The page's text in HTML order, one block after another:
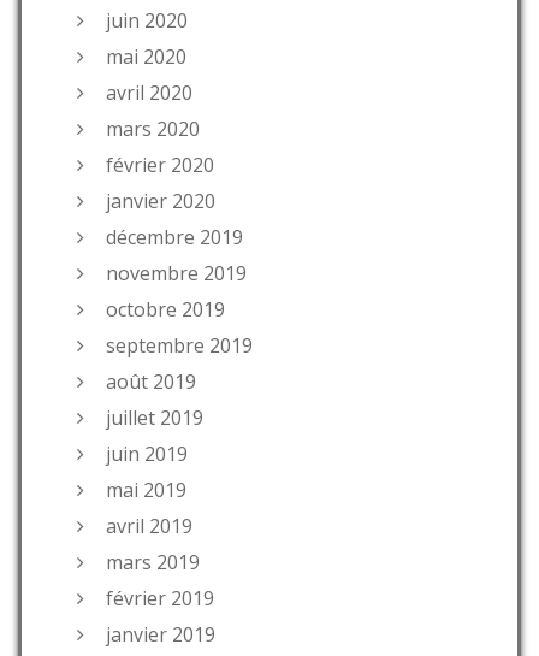
juin 2020
mai 2020
avril 2020
mars 2020
février 2020
janvier 2020
décembre 2019
novembre 2019
octobre 2019
septembre 2019
août 2019
juillet 2019
juin 2019
mai 2019
avril 2019
mars 2019
février 2019
janvier 2019